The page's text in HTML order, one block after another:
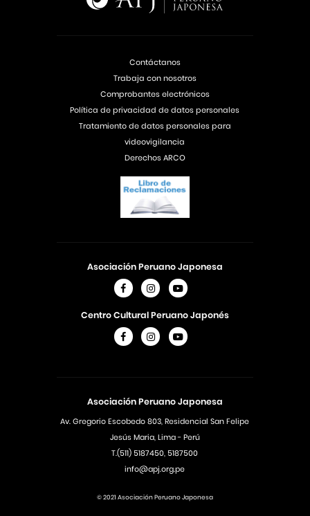
Asociación Peruano Japonesa
Av. Gregorio Escobedo 803, Residencial San Felipe
Jesús Maria, Lima - Perú
T.(511) 5187450, 5187500
info@apj.org.pe
Asociación Peruano Japonesa
Centro Cultural Peruano Japonés
Contáctanos
Trabaja con nosotros
Comprobantes electrónicos
Política de privacidad de datos personales
Tratamiento de datos personales para
videovigilancia
Derechos ARCO
© 2021 Asociación Peruano Japonesa